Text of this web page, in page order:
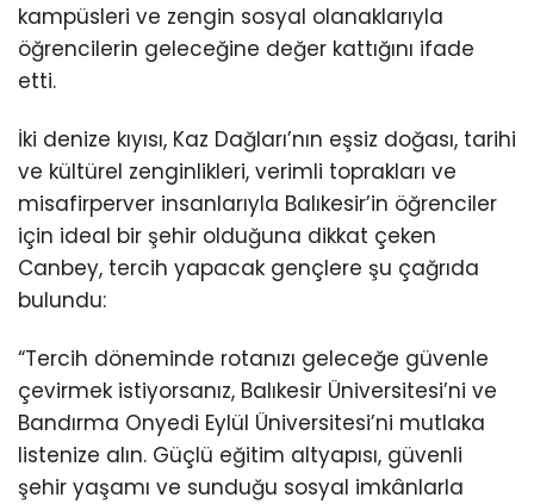
kampüsleri ve zengin sosyal olanaklarıyla
öğrencilerin geleceğine değer kattığını ifade
etti.
İki denize kıyısı, Kaz Dağları’nın eşsiz doğası, tarihi
ve kültürel zenginlikleri, verimli toprakları ve
misafirperver insanlarıyla Balıkesir’in öğrenciler
için ideal bir şehir olduğuna dikkat çeken
Canbey, tercih yapacak gençlere şu çağrıda
bulundu:
“Tercih döneminde rotanızı geleceğe güvenle
çevirmek istiyorsanız, Balıkesir Üniversitesi’ni ve
Bandırma Onyedi Eylül Üniversitesi’ni mutlaka
listenize alın. Güçlü eğitim altyapısı, güvenli
şehir yaşamı ve sunduğu sosyal imkânlarla